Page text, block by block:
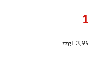
zzgl.